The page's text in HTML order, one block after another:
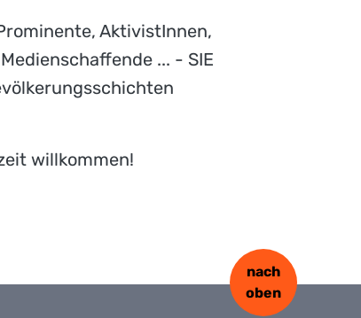
AktivistInnen,
... - SIE
willkommen!
nach
oben